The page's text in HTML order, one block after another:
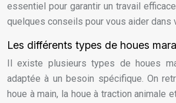
essentiel pour garantir un travail
quelques conseils pour vous aider dans
Les différents types de houes
Il existe plusieurs types de houes
adaptée à un besoin spécifique. On
houe à main, la houe à traction animale